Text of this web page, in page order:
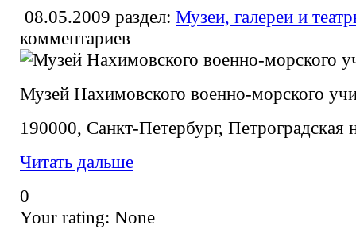
08.05.2009 раздел: Музеи, галереи и
комментариев
Музей Нахимовского военно-морского
190000, Санкт-Петербург, Петроградская
Читать дальше
0
Your rating: None